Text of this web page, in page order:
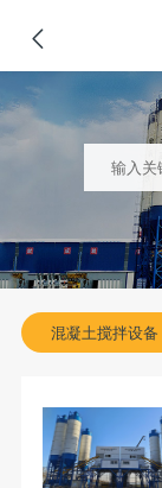

挖掘机 铣刨机
混凝土搅拌设备